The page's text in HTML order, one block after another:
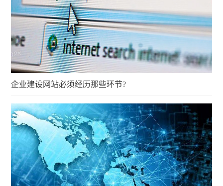
企业建设网站必须经历那些环节?